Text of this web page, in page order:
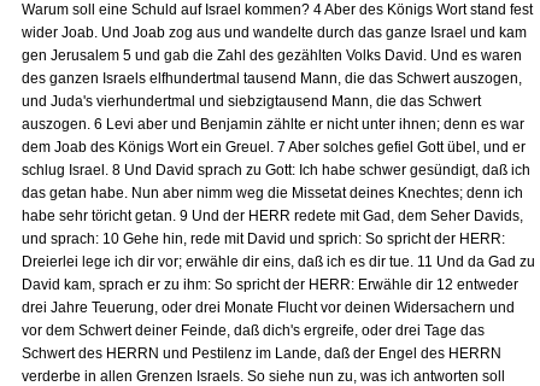
Warum soll eine Schuld auf Israel kommen? 4 Aber des Königs Wort stand fest
wider Joab. Und Joab zog aus und wandelte durch das ganze Israel und kam
gen Jerusalem 5 und gab die Zahl des gezählten Volks David. Und es waren
des ganzen Israels elfhundertmal tausend Mann, die das Schwert auszogen,
und Juda's vierhundertmal und siebzigtausend Mann, die das Schwert
auszogen. 6 Levi aber und Benjamin zählte er nicht unter ihnen; denn es war
dem Joab des Königs Wort ein Greuel. 7 Aber solches gefiel Gott übel, und er
schlug Israel. 8 Und David sprach zu Gott: Ich habe schwer gesündigt, daß ich
das getan habe. Nun aber nimm weg die Missetat deines Knechtes; denn ich
habe sehr töricht getan. 9 Und der HERR redete mit Gad, dem Seher Davids,
und sprach: 10 Gehe hin, rede mit David und sprich: So spricht der HERR:
Dreierlei lege ich dir vor; erwähle dir eins, daß ich es dir tue. 11 Und da Gad zu
David kam, sprach er zu ihm: So spricht der HERR: Erwähle dir 12 entweder
drei Jahre Teuerung, oder drei Monate Flucht vor deinen Widersachern und
vor dem Schwert deiner Feinde, daß dich's ergreife, oder drei Tage das
Schwert des HERRN und Pestilenz im Lande, daß der Engel des HERRN
verderbe in allen Grenzen Israels. So siehe nun zu, was ich antworten soll